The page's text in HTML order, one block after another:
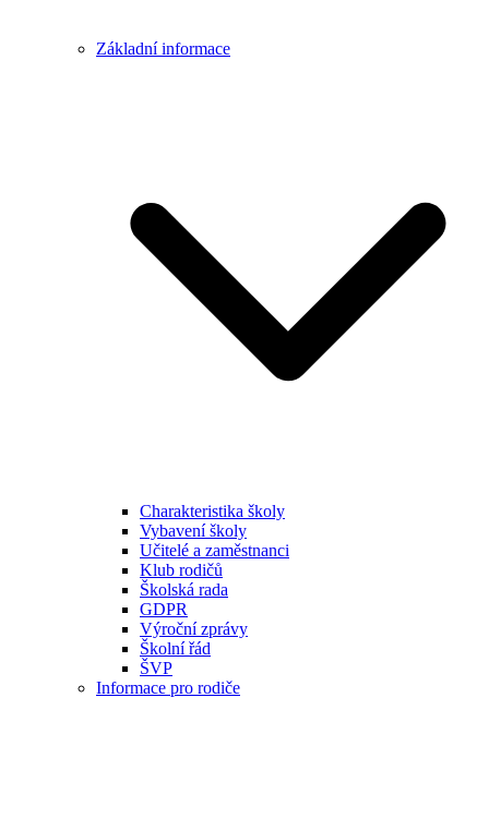
Základní informace
Charakteristika školy
Vybavení školy
Učitelé a zaměstnanci
Klub rodičů
Školská rada
GDPR
Výroční zprávy
Školní řád
ŠVP
Informace pro rodiče